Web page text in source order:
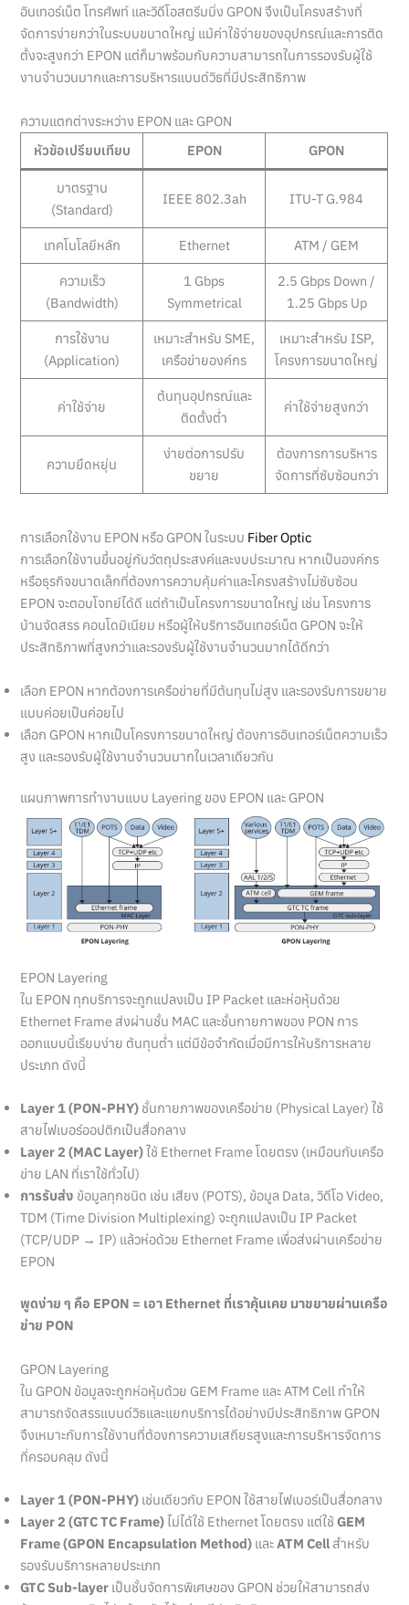
อินเทอร์เน็ต โทรศัพท์ และวิดีโอสตรีมมิ่ง GPON จึงเป็นโครงสร้างที่
จัดการง่ายกว่าในระบบขนาดใหญ่ แม้ค่าใช้จ่ายของอุปกรณ์และการติด
ตั้งจะสูงกว่า EPON แต่ก็มาพร้อมกับความสามารถในการรองรับผู้ใช้
งานจำนวนมากและการบริหารแบนด์วิธที่มีประสิทธิภาพ
ความแตกต่างระหว่าง EPON และ GPON
หัวข้อเปรียบเทียบ
EPON GPON
มาตรฐาน
(Standard)
IEEE 802.3ah ITU-T G.984
เทคโนโลยีหลัก Ethernet ATM / GEM
ความเร็ว
(Bandwidth)
1 Gbps
Symmetrical
2.5 Gbps Down /
1.25 Gbps Up
การใช้งาน
(Application)
เหมาะสำหรับ SME,
เครือข่ายองค์กร
เหมาะสำหรับ ISP,
โครงการขนาดใหญ่
ค่าใช้จ่าย
ต้นทุนอุปกรณ์และ
ติดตั้งต่ำ
ค่าใช้จ่ายสูงกว่า
ความยืดหยุ่น
ง่ายต่อการปรับ
ขยาย
ต้องการการบริหาร
จัดการที่ซับซ้อนกว่า
การเลือกใช้งาน EPON หรือ GPON ในระบบ Fiber Optic
การเลือกใช้งานขึ้นอยู่กับวัตถุประสงค์และงบประมาณ หากเป็นองค์กร
หรือธุรกิจขนาดเล็กที่ต้องการความคุ้มค่าและโครงสร้างไม่ซับซ้อน
EPON จะตอบโจทย์ได้ดี แต่ถ้าเป็นโครงการขนาดใหญ่ เช่น โครงการ
บ้านจัดสรร คอนโดมิเนียม หรือผู้ให้บริการอินเทอร์เน็ต GPON จะให้
ประสิทธิภาพที่สูงกว่าและรองรับผู้ใช้งานจำนวนมากได้ดีกว่า
เลือก EPON หากต้องการเครือข่ายที่มีต้นทุนไม่สูง และรองรับการขยาย
แบบค่อยเป็นค่อยไป
เลือก GPON หากเป็นโครงการขนาดใหญ่ ต้องการอินเทอร์เน็ตความเร็ว
สูง และรองรับผู้ใช้งานจำนวนมากในเวลาเดียวกัน
แผนภาพการทำงานแบบ Layering ของ EPON และ GPON
EPON Layering
ใน EPON ทุกบริการจะถูกแปลงเป็น IP Packet และห่อหุ้มด้วย
Ethernet Frame ส่งผ่านชั้น MAC และชั้นกายภาพของ PON การ
ออกแบบนี้เรียบง่าย ต้นทุนต่ำ แต่มีข้อจำกัดเมื่อมีการให้บริการหลาย
ประเภท ดังนี้
Layer 1 (PON-PHY) ชั้นกายภาพของเครือข่าย (Physical Layer) ใช้
สายไฟเบอร์ออปติกเป็นสื่อกลาง
Layer 2 (MAC Layer)ใช้ Ethernet Frame โดยตรง (เหมือนกับเครือ
ข่าย LAN ที่เราใช้ทั่วไป)
การรับส่ง ข้อมูลทุกชนิด เช่น เสียง (POTS), ข้อมูล Data, วิดีโอ Video,
TDM (Time Division Multiplexing) จะถูกแปลงเป็น IP Packet
(TCP/UDP → IP) แล้วห่อด้วย Ethernet Frame เพื่อส่งผ่านเครือข่าย
EPON
พูดง่าย ๆ คือ EPON = เอา Ethernet ที่เราคุ้นเคย มาขยายผ่านเครือ
ข่าย PON
GPON Layering
ใน GPON ข้อมูลจะถูกห่อหุ้มด้วย GEM Frame และ ATM Cell ทำให้
สามารถจัดสรรแบนด์วิธและแยกบริการได้อย่างมีประสิทธิภาพ GPON
จึงเหมาะกับการใช้งานที่ต้องการความเสถียรสูงและการบริหารจัดการ
ที่ครอบคลุม ดังนี้
Layer 1 (PON-PHY) เช่นเดียวกับ EPON ใช้สายไฟเบอร์เป็นสื่อกลาง
Layer 2 (GTC TC Frame)ไม่ได้ใช้ Ethernet โดยตรง แต่ใช้GEM
Frame (GPON Encapsulation Method) และATM Cell สำหรับ
รองรับบริการหลายประเภท
GTC Sub-layer เป็นชั้นจัดการพิเศษของ GPON ช่วยให้สามารถส่ง